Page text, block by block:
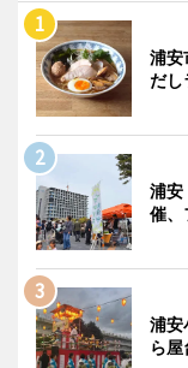
浦安
だし
浦安
催、
浦安
ら